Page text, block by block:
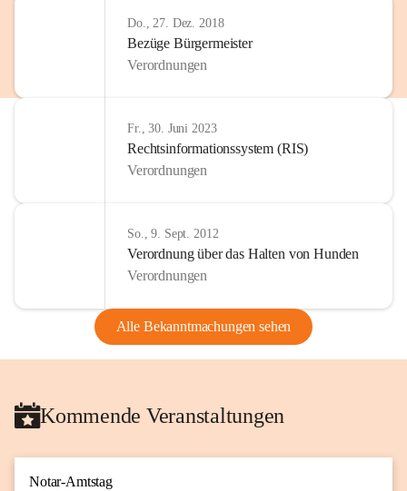
Do., 27. Dez. 2018
Bezüge Bürgermeister
Verordnungen
Fr., 30. Juni 2023
Rechtsinformationssystem (RIS)
Verordnungen
So., 9. Sept. 2012
Verordnung über das Halten von Hunden
Verordnungen
Alle Bekanntmachungen sehen
Kommende Veranstaltungen
Notar-Amtstag